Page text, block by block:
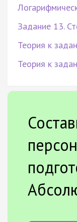
Задание 13.
Теория к
Теория к